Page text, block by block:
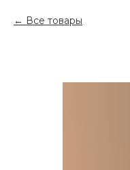
Все товары